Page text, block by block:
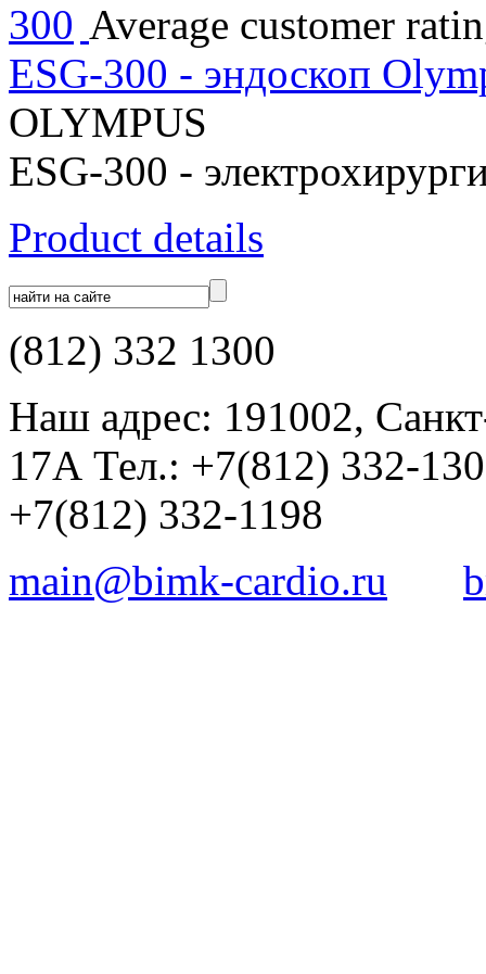
Average customer
ESG-300 - эндоскоп
OLYMPUS
ESG-300 -
Product details
(812) 332 1300
Наш адрес: 191002,
17А Тел.: +7(812) 332-
+7(812) 332-1198
main@bimk-cardio.ru